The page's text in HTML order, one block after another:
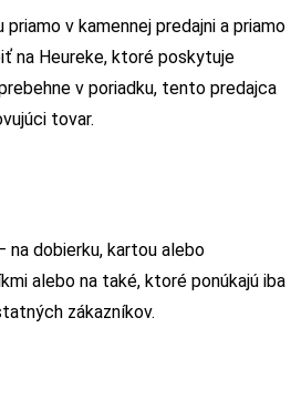
v kamennej predajni a priamo
na Heureke, ktoré poskytuje
v poriadku, tento predajca
tovar.
dobierku, kartou alebo
alebo na také, ktoré ponúkajú iba
zákazníkov.